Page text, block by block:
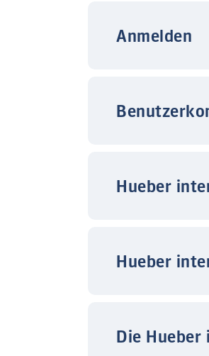
Anmelden
Hueber
Hueber
Die